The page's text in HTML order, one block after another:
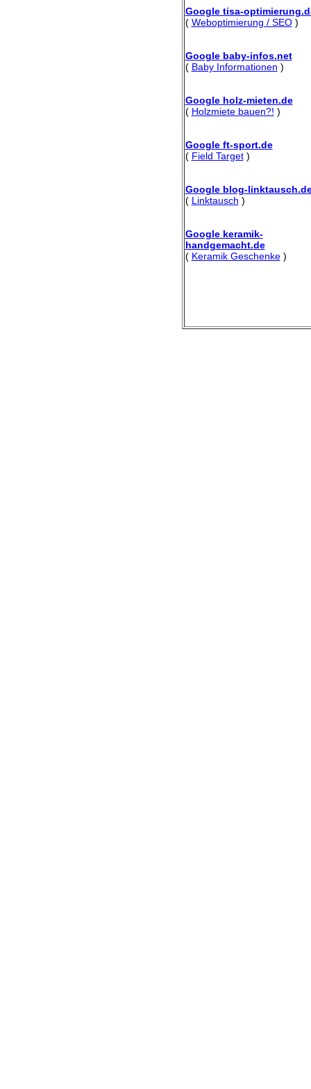
Google tisa-
( Weboptimierung / SEO)
Google baby-infos.net
( Baby Informationen )
Google holz-mieten.de
( Holzmiete bauen?! )
Google ft-sport.de
( Field Target)
Google blog-
( Linktausch )
Google keramik-
handgemacht.de
( Keramik Geschenke)